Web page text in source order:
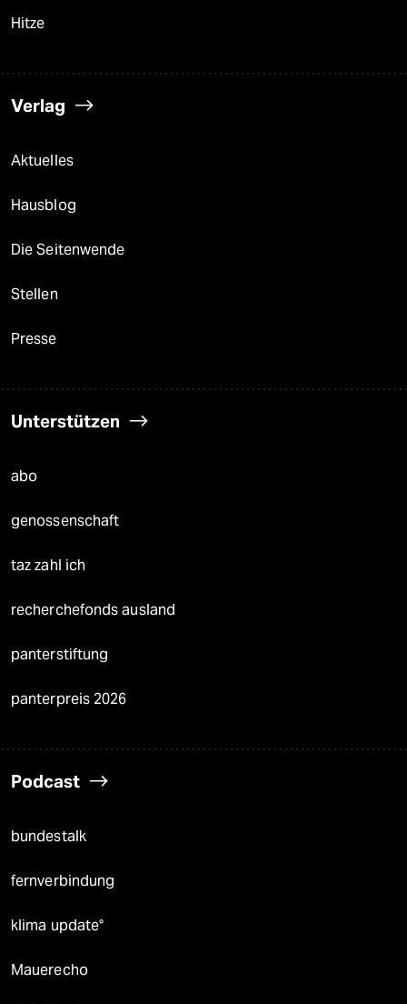
Hitze
Verlag
Aktuelles
Hausblog
Die Seitenwende
Stellen
Presse
Unterstützen
abo
genossenschaft
taz zahl ich
recherchefonds ausland
panterstiftung
panterpreis 2026
Podcast
bundestalk
fernverbindung
klima update°
Mauerecho